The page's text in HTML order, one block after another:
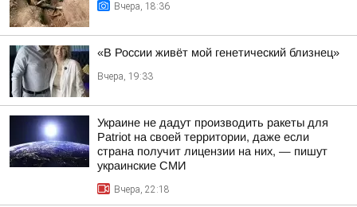
Вчера, 18:36
«В России живёт мой генетический близнец»
Вчера, 19:33
Украине не дадут производить ракеты для
Patriot на своей территории, даже если
страна получит лицензии на них, — пишут
украинские СМИ
Вчера, 22:18